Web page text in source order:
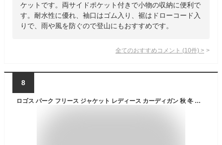
ケットです。両サイドポケット付きで小物の収納に便利で
す。耐水性に優れ、袖口はゴム入り、裾はドローコード入
りで、雨や風を防ぐので登山にもおすすめです。
全てのおすすめコメント (10件) >
8
ロゴス パーク フリース ジャケット レディース カーディガン 秋 冬 アウター 裏起毛 スタンド襟 軽量 防寒 無地 厚手 ボタン 山ガール ファッション 白 カーキ グレー M/L/LL 大きいサイズ